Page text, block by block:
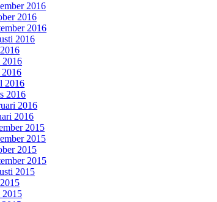
2016
2016
2016
2016
2016
2016
2016
2016
2016
2016
2015
2015
2015
2015
2015
2015